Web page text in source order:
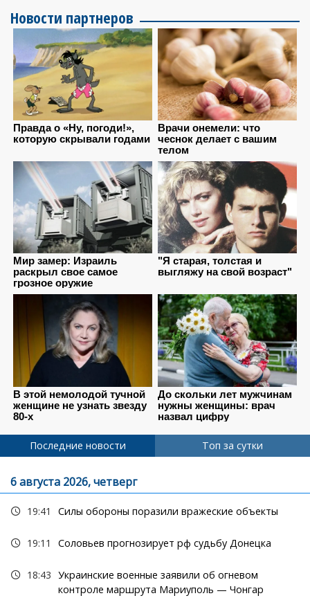
Новости партнеров
Последние новости Топ за сутки
6 августа 2026, четверг
19:41 Силы обороны поразили вражеские объекты
19:11 Соловьев прогнозирует рф судьбу Донецка
18:43 Украинские военные заявили об огневом
контроле маршрута Мариуполь — Чонгар